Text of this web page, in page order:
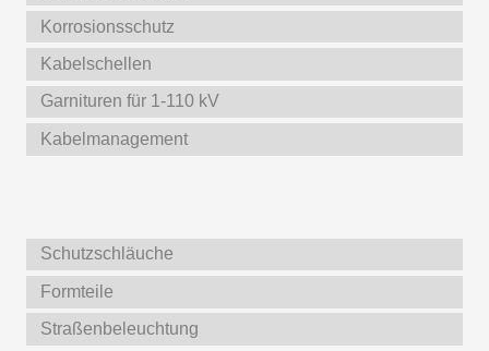
Korrosionsschutz
Kabelschellen
Garnituren für 1-110 kV
Kabelmanagement
Schutzschläuche
Formteile
Straßenbeleuchtung